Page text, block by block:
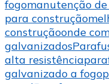
fogomanutenção
para construção
construçãoonde
galvanizados
alta resistência
galvanizado a fogo